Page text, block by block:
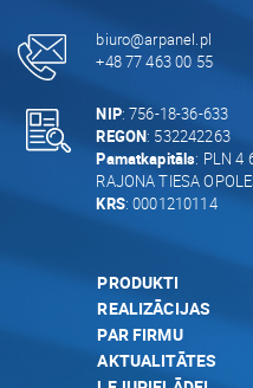
biuro@arpanel.pl
+48 77 463 00 55
NIP: 756-18-36-633
REGON: 532242263
Pamatkapitāls: PLN 4
RAJONA TIESA
KRS: 0001210114
PRODUKTI
REALIZĀCIJAS
PAR FIRMU
AKTUALITĀTES